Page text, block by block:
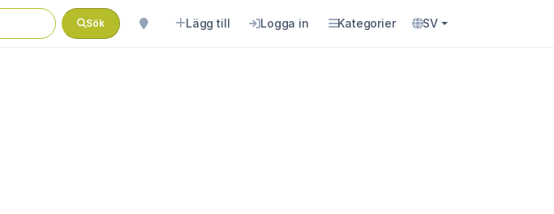
Sök Lägg till Logga in Kategorier SV